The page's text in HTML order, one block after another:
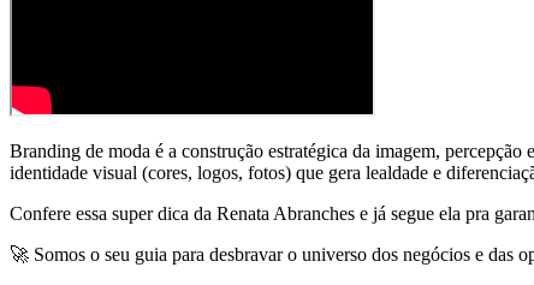
Branding de moda é a construção estratégica da imagem,
identidade visual (cores, logos, fotos) que gera lealdade e
Confere essa super dica da Renata Abranches e já segue ela pra
🚀 Somos o seu guia para desbravar o universo dos negócios e das